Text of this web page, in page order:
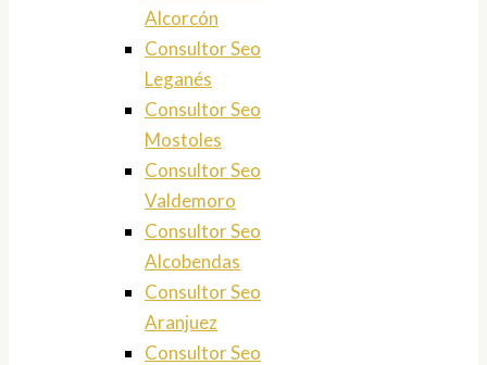
Alcorcón
Consultor Seo
Leganés
Consultor Seo
Mostoles
Consultor Seo
Valdemoro
Consultor Seo
Alcobendas
Consultor Seo
Aranjuez
Consultor Seo